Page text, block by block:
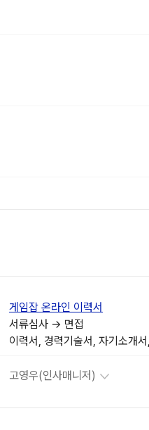
게임잡 온라인 이력서
서류심사 → 면접
고영우(인사매니저)